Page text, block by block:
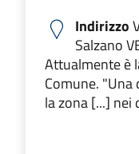
Indirizzo
Salzano
Attualmente è
Comune.
la zona [...] nei